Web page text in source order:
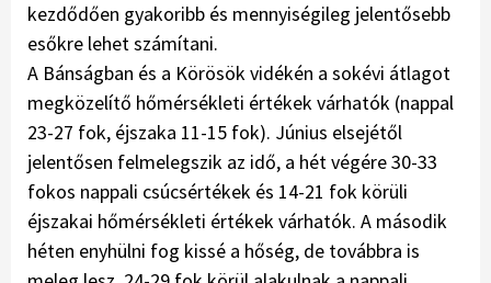
kezdődően gyakoribb és mennyiségileg jelentősebb
esőkre lehet számítani.
A Bánságban és a Körösök vidékén a sokévi átlagot
megközelítő hőmérsékleti értékek várhatók (nappal
23-27 fok, éjszaka 11-15 fok). Június elsejétől
jelentősen felmelegszik az idő, a hét végére 30-33
fokos nappali csúcsértékek és 14-21 fok körüli
éjszakai hőmérsékleti értékek várhatók. A második
héten enyhülni fog kissé a hőség, de továbbra is